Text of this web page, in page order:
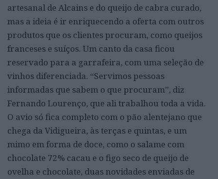
artesanal de Alcains e do queijo de cabra curado,
mas a ideia é ir enriquecendo a oferta com outros
produtos que os clientes procuram, como queijos
franceses e suíços. Um canto da casa ficou
reservado para a garrafeira, com uma seleção de
vinhos diferenciada. “Servimos pessoas
informadas que sabem o que procuram”, diz
Fernando Lourenço, que ali trabalhou toda a vida.
O avio só fica completo com o pão alentejano que
chega da Vidigueira, às terças e quintas, e um
mimo em forma de doce, como o salame com
chocolate 72% cacau e o figo seco de queijo de
ovelha e chocolate, duas novidades enviadas de